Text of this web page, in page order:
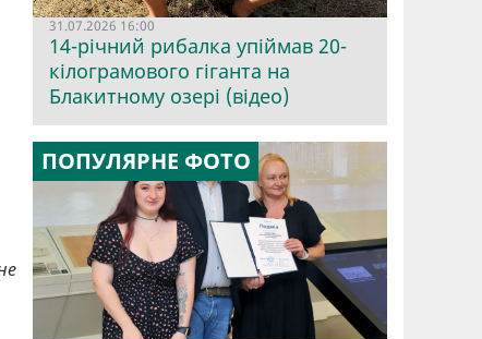
31.07.2026 16:00
14-річний рибалка упіймав 20-
кілограмового гіганта на
Блакитному озері (відео)
ПОПУЛЯРНЕ ФОТО